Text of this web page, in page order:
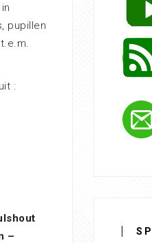
pupillen
:
–